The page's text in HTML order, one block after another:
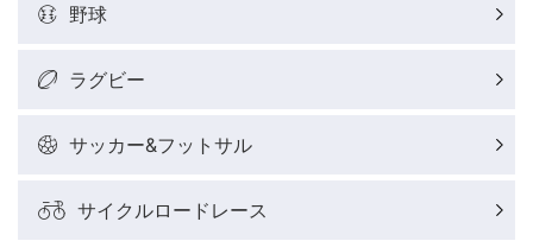
野球
ラグビー
サッカー&フットサル
サイクルロードレース